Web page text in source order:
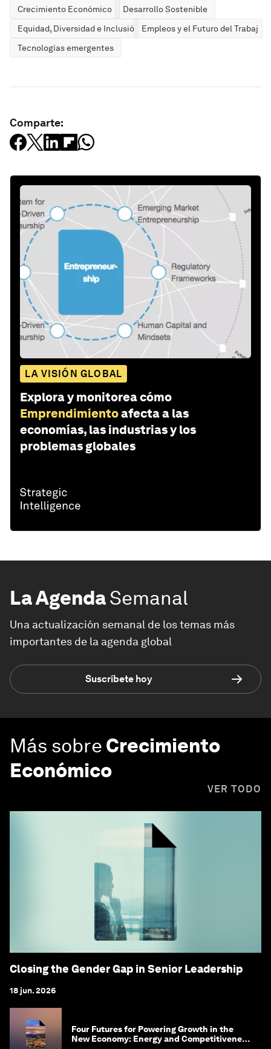
Crecimiento Económico
Desarrollo Sostenible
Equidad, Diversidad e Inclusión
Empleos y el Futuro del Trabajo
Tecnologías emergentes
Comparte:
LA VISIÓN GLOBAL
Explora y monitorea cómo
Emprendimientoafecta a las
economías, las industrias y los
problemas globales
La AgendaSemanal
Una actualización semanal de los temas más
importantes de la agenda global
Suscríbete hoy
Más sobre Crecimiento
Económico
VER TODO
Closing the Gender Gap in Senior Leadership
18 jun. 2026
Four Futures for Powering Growth in the
New Economy: Energy and Competitiveness